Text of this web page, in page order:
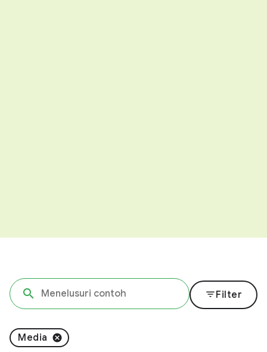
filter_listFilter
Media